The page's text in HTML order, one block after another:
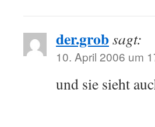
der.grobsagt:
10. April 2006 um
und sie sieht